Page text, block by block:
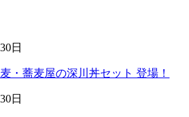
日
・蕎麦屋の深川丼セット 登場！
日